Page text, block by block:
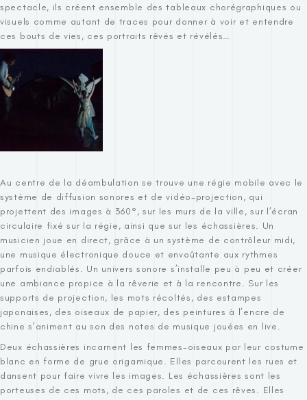
spectacle, ils créent ensemble des tableaux chorégraphiques ou
visuels comme autant de traces pour donner à voir et entendre
ces bouts de vies, ces portraits rêvés et révélés…
Au centre de la déambulation se trouve une régie mobile avec le
système de diffusion sonores et de vidéo-projection, qui
projettent des images à 360°, sur les murs de la ville, sur l’écran
circulaire fixé sur la régie, ainsi que sur les échassières. Un
musicien joue en direct, grâce à un système de contrôleur midi,
une musique électronique douce et envoûtante aux rythmes
parfois endiablés. Un univers sonore s’installe peu à peu et créer
une ambiance propice à la rêverie et à la rencontre. Sur les
supports de projection, les mots récoltés, des estampes
japonaises, des oiseaux de papier, des peintures à l’encre de
chine s’animent au son des notes de musique jouées en live.
Deux échassières incarnent les femmes-oiseaux par leur costume
blanc en forme de grue origamique. Elles parcourent les rues et
dansent pour faire vivre les images. Les échassières sont les
porteuses de ces mots, de ces paroles et de ces rêves. Elles